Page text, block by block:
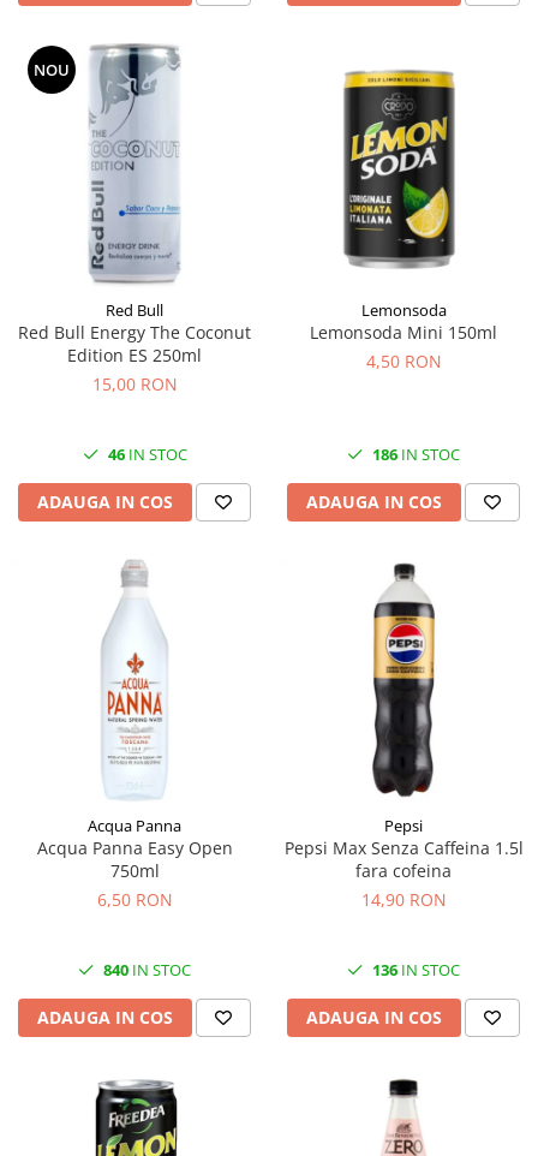
NOU
Red Bull
Red Bull Energy The Coconut
Edition ES 250ml
15,00 RON
46IN STOC
ADAUGA IN COS
Lemonsoda
Lemonsoda Mini 150ml
4,50 RON
186 IN STOC
ADAUGA IN COS
Acqua Panna
Acqua Panna Easy Open
750ml
6,50 RON
840 IN STOC
ADAUGA IN COS
Pepsi
Pepsi Max Senza Caffeina 1.5l
fara cofeina
14,90 RON
136 IN STOC
ADAUGA IN COS